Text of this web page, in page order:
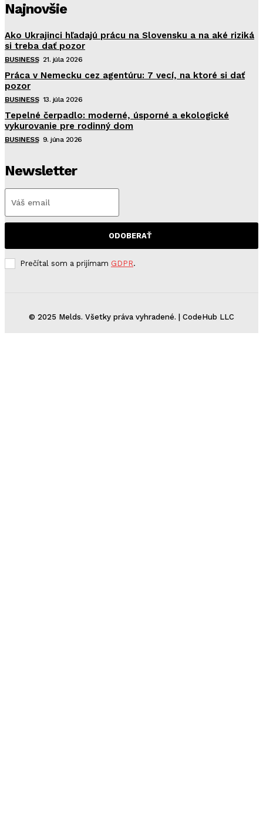
Najnovšie
Ako Ukrajinci hľadajú prácu na Slovensku a na aké riziká
si treba dať pozor
BUSINESS 21. júla 2026
Práca v Nemecku cez agentúru: 7 vecí, na ktoré si dať
pozor
BUSINESS 13. júla 2026
Tepelné čerpadlo: moderné, úsporné a ekologické
vykurovanie pre rodinný dom
BUSINESS 9. júna 2026
Newsletter
ODOBERAŤ
Prečítal som a prijímam GDPR.
© 2025 Melds. Všetky práva vyhradené. | CodeHub LLC